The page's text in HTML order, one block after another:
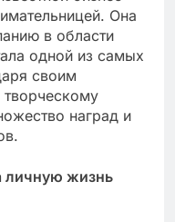
Она
в области
одной из самых
своим
наград и
личную жизнь